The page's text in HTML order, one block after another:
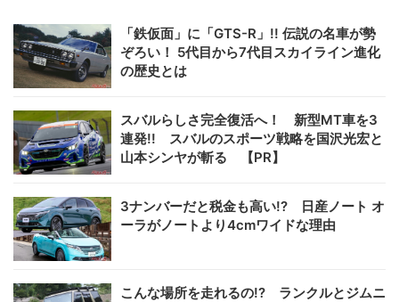
「鉄仮面」に「GTS-R」!! 伝説の名車が勢
ぞろい！ 5代目から7代目スカイライン進化
の歴史とは
スバルらしさ完全復活へ！ 新型MT車を3
連発!! スバルのスポーツ戦略を国沢光宏と
山本シンヤが斬る 【PR】
3ナンバーだと税金も高い!? 日産ノート オ
ーラがノートより4cmワイドな理由
こんな場所を走れるの!? ランクルとジムニ